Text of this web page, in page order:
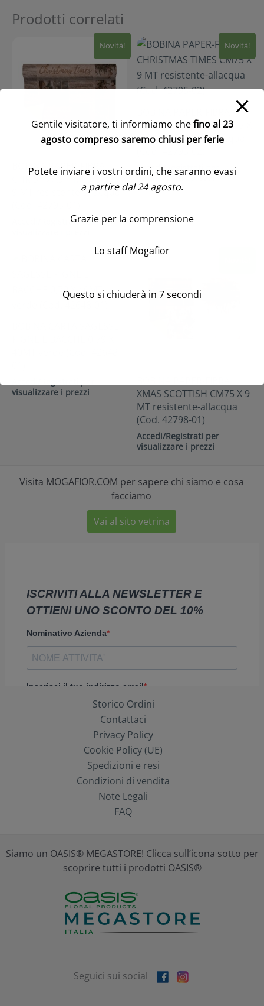
Prodotti correlati
Novità!
BOBINA PAPER-FIBRA
CHRISTMAS TIMES CM75 X
9 MT resistente-allacqua
Accedi/Registrati per
XMAS SCOTTISH CM75 X 9
MT resistente-allacqua
(Cod. 42798-01)
Accedi/Registrati per
visualizzare i prezzi
Novità!
CHRISTMAS TIMES CM75 X
9 MT resistente-allacqua
Accedi/Registrati per
visualizzare i prezzi
visualizzare i prezzi
Visita MOGAFIOR.COM per sapere chi siamo e cosa
facciamo
Vai al sito vetrina
Storico Ordini
Contattaci
Privacy Policy
Cookie Policy (UE)
Spedizioni e resi
Condizioni di vendita
Note Legali
FAQ
Siamo un OASIS® MEGASTORE! Clicca sull’icona sotto per
scoprire tutti i prodotti OASIS®
Seguici sui social
Gentile visitatore, ti informiamo chefino al 23
agosto compreso saremo chiusi per ferie
Potete inviare i vostri ordini, che saranno evasi
a partire dal 24 agosto.
Grazie per la comprensione
Lo staff Mogafior
Questo si chiuderà in 7secondi